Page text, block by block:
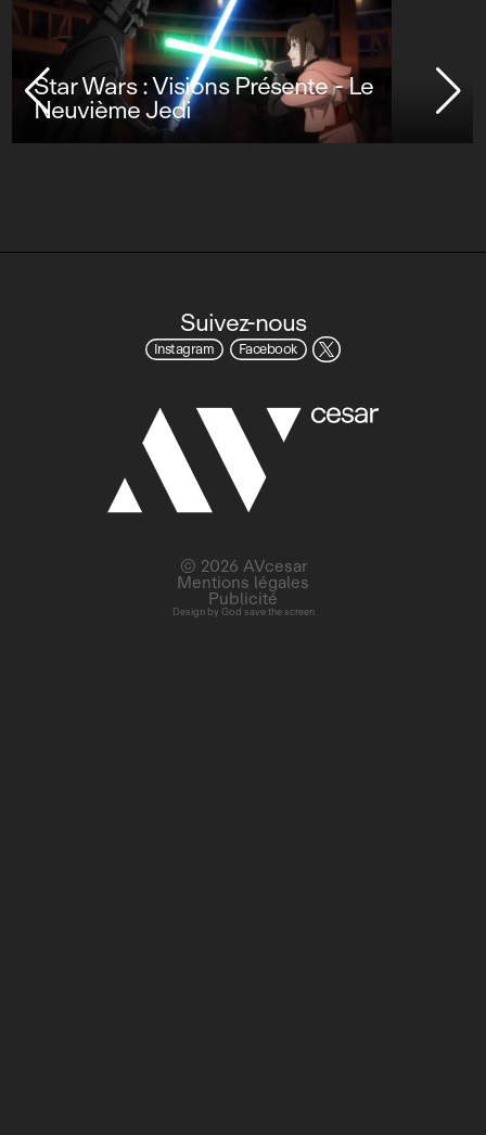
Star Wars : Visions Présente - Le
Neuvième Jedi
Suivez-nous
Instagram Facebook
Design by God save the screen
© 2026 AVcesar
Mentions légales
Publicité